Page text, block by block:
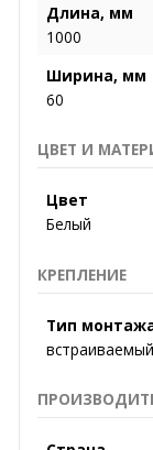
Длина, мм
1000
Ширина, мм
60
ЦВЕТ И
Цвет
Белый
КРЕПЛЕНИЕ
Тип
встраиваемый